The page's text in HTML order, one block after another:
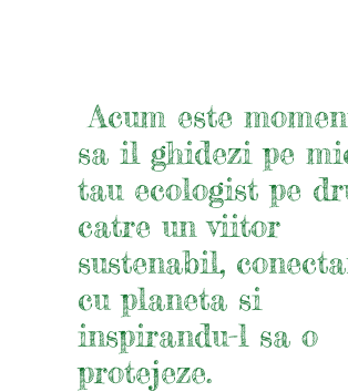
Acum este
sa il ghidezi pe
tau ecologist pe
catre un viitor
sustenabil,
cu planeta si
inspirandu-l sa o
protejeze.